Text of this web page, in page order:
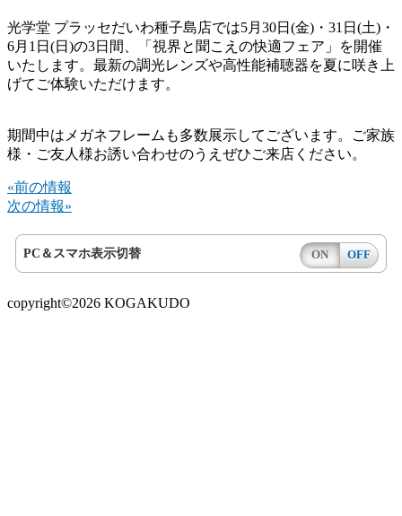
光学堂 プラッセだいわ種子島店では5月30日(金)・31日(土)・
6月1日(日)の3日間、「視界と聞こえの快適フェア」を開催
いたします。最新の調光レンズや高性能補聴器を夏に咲き上
げてご体験いただけます。
期間中はメガネフレームも多数展示してございます。ご家族
様・ご友人様お誘い合わせのうえぜひご来店ください。
«前の情報
次の情報»
PC＆スマホ表示切替 ON OFF
copyright©2026 KOGAKUDO